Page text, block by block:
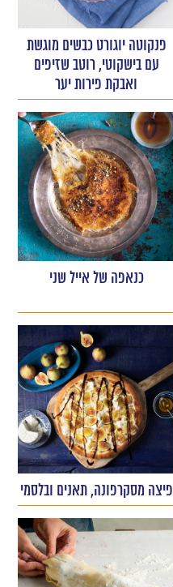
פנקוטה יוגורט כבשים מוגשת
עם בישקוטי, רוטב שזיפים
ואבקת פירות יער
כנאפה של אייל שני
פיצה מסקרפונה, תאנים ובלסמי